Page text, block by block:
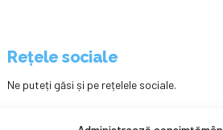
Rețele sociale
Ne puteți găsi și pe rețelele sociale.